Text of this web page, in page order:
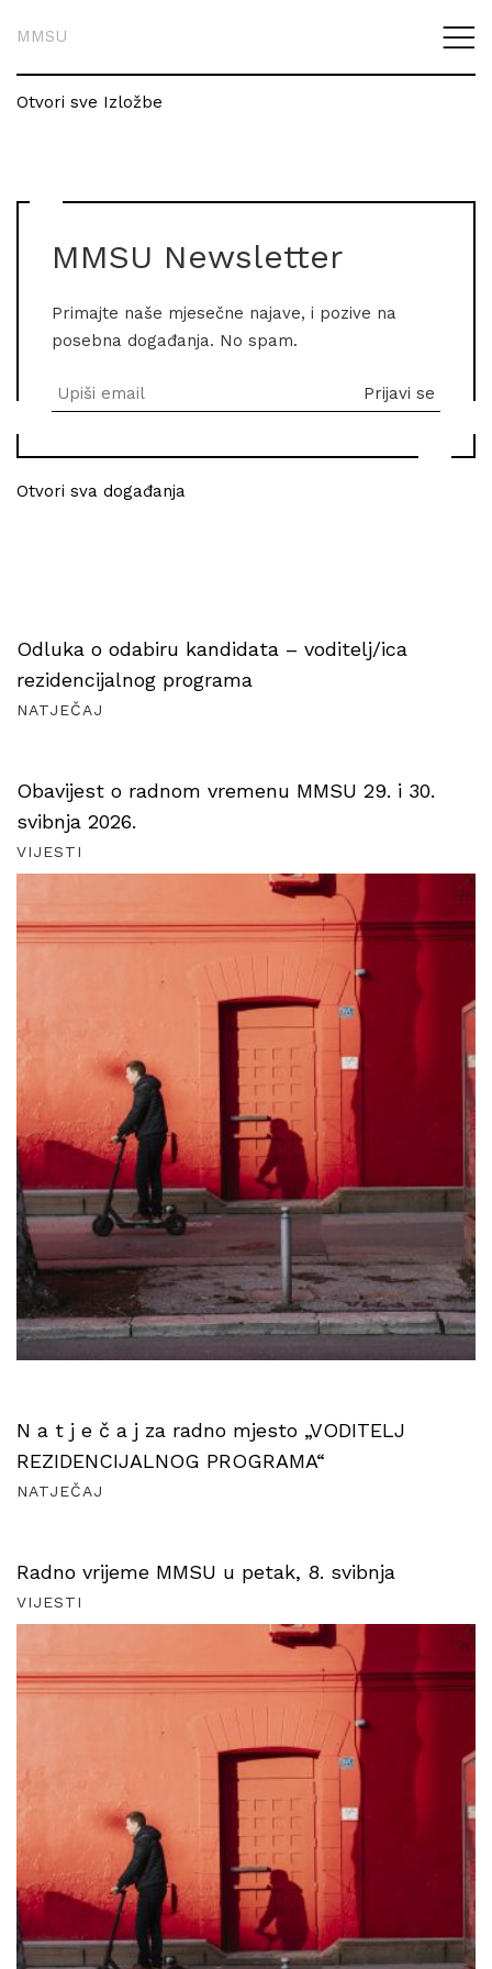
MMSU
Otvori sve Izložbe
MMSU Newsletter
Primajte naše mjesečne najave, i pozive na
posebna događanja. No spam.
Otvori sva događanja
Odluka o odabiru kandidata – voditelj/ica
rezidencijalnog programa
NATJEČAJ
Obavijest o radnom vremenu MMSU 29. i 30.
svibnja 2026.
VIJESTI
N a t j e č a j za radno mjesto „VODITELJ
REZIDENCIJALNOG PROGRAMA“
NATJEČAJ
Radno vrijeme MMSU u petak, 8. svibnja
VIJESTI